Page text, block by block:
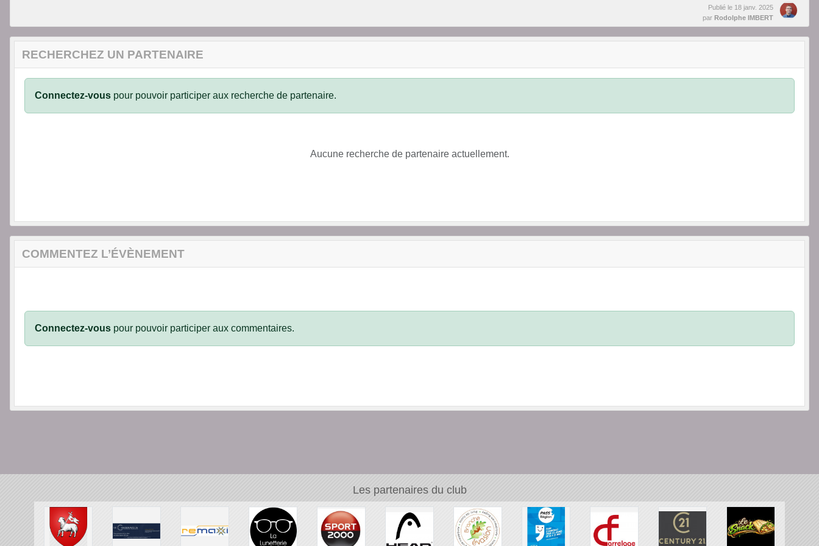
Publié le 18 janv. 2025
par Rodolphe IMBERT
RECHERCHEZ UN PARTENAIRE
Connectez-vous pour pouvoir participer aux recherche de partenaire.
Aucune recherche de partenaire actuellement.
COMMENTEZ L’ÉVÈNEMENT
Connectez-vous pour pouvoir participer aux commentaires.
Les partenaires du club